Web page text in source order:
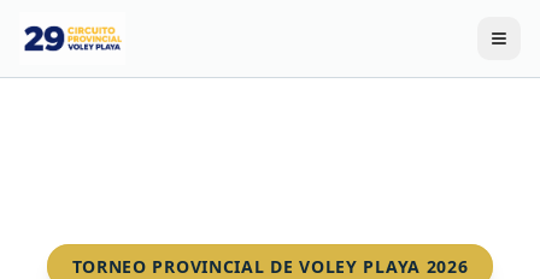
TORNEO PROVINCIAL DE VOLEY PLAYA 2026